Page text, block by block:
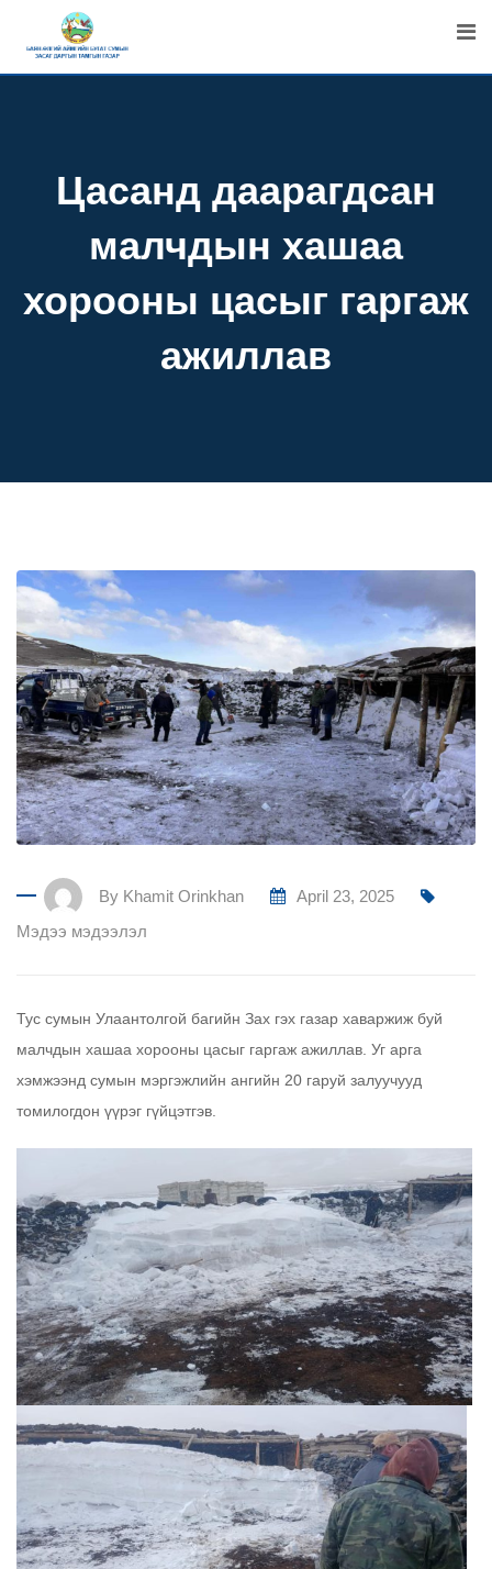
content
Цасанд даарагдсан
малчдын хашаа
хорооны цасыг гаргаж
ажиллав
By Khamit Orinkhan
April 23, 2025
Мэдээ мэдээлэл
Тус сумын Улаантолгой багийн Зах гэх газар хаваржиж буй
малчдын хашаа хорооны цасыг гаргаж ажиллав. Уг арга
хэмжээнд сумын мэргэжлийн ангийн 20 гаруй залуучууд
томилогдон үүрэг гүйцэтгэв.